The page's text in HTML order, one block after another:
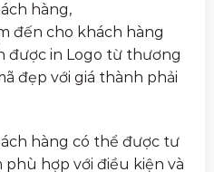
hàng,
đến cho khách hàng
được in Logo từ thương
đẹp với giá thành phải
hàng có thể được tư
phù hợp với điều kiện và